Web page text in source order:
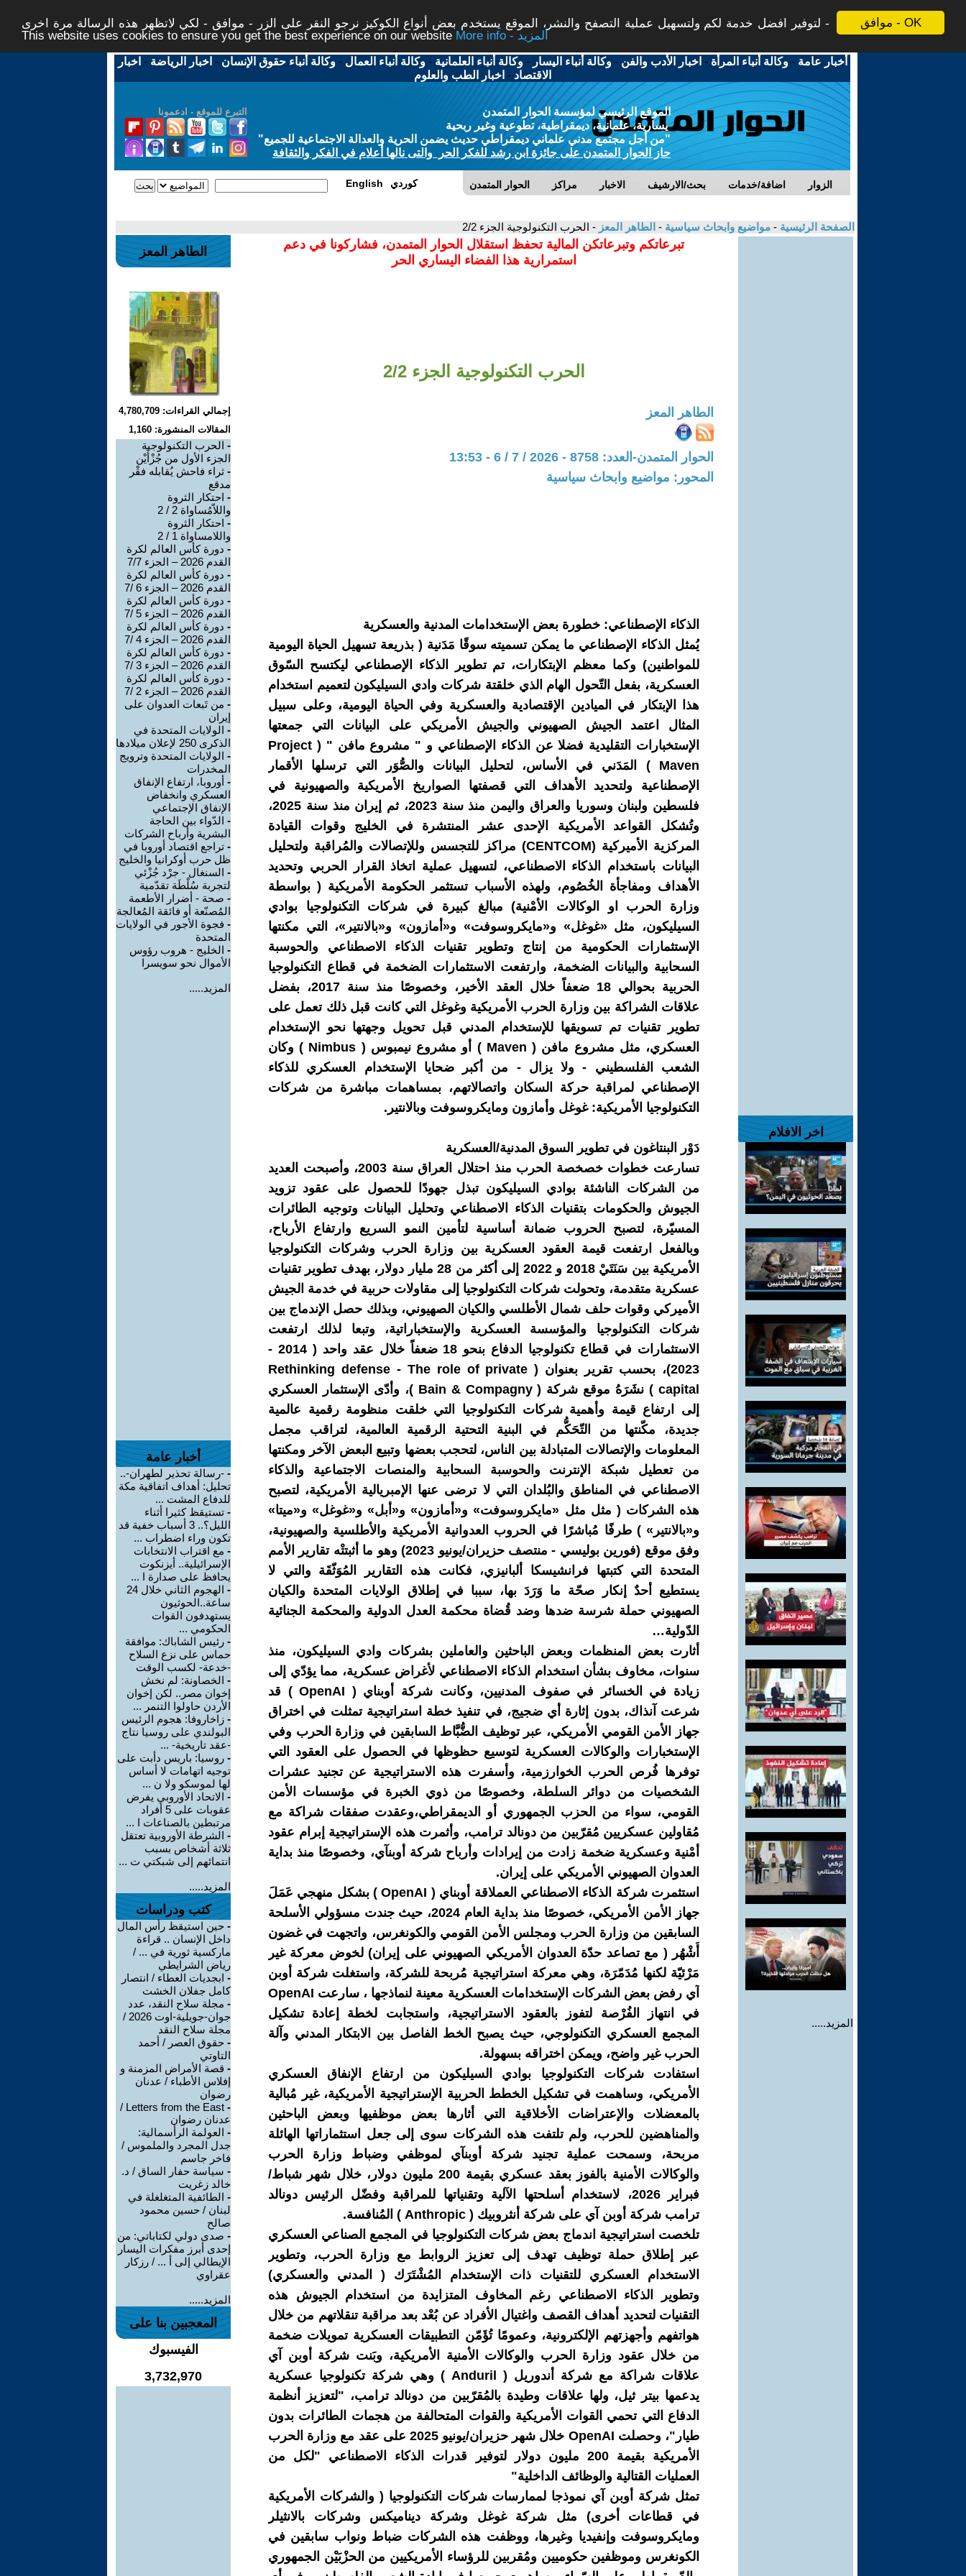
موافق - OK
لتوفير افضل خدمة لكم ولتسهيل عملية التصفح والنشر، الموقع يستخدم بعض أنواع الكوكيز نرجو النقر على الزر - موافق - لكي لاتظهر هذه الرسالة مرة اخرى -
This website uses cookies to ensure you get the best experience on our website
More info - المزيد
أخبار عامة -وكالة أنباء المرأة - اخبار الأدب والفن -وكالة أنباء اليسار -وكالة أنباء العلمانية -وكالة أنباء العمال -وكالة أنباء حقوق الإنسان - اخبار الرياضة - اخبار
الاقتصاد - اخبار الطب والعلوم
التبرع للموقع - ادعمونا
الموقع الرئيسي لمؤسسة الحوار المتمدن
يسارية، علمانية، ديمقراطية، تطوعية وغير ربحية
"من أجل مجتمع مدني علماني ديمقراطي حديث يضمن الحرية والعدالة الاجتماعية للجميع"
حاز الحوار المتمدن على جائزة ابن رشد للفكر الحر والتى نالها أعلام في الفكر والثقافة
الحوار المتمدن مراكز الاخبار بحث/الارشيف اضافة/خدمات الزوار English كوردي
الصفحة الرئيسية - مواضيع وابحاث سياسية - الطاهر المعز - الحرب التكنولوجية الجزء 2/2
اخر الافلام
المزيد.....
تبرعاتكم وتبرعاتكن المالية تحفظ استقلال الحوار المتمدن، فشاركونا في دعم
استمرارية هذا الفضاء اليساري الحر
الحرب التكنولوجية الجزء 2/2
الطاهر المعز
الحوار المتمدن-العدد: 8758 - 2026 / 7 / 6 - 13:53
المحور: مواضيع وابحاث سياسية
الذكاء الإصطناعي: خطورة بعض الإستخدامات المدنية والعسكرية
يُمثل الذكاء الإصطناعي ما يمكن تسميته سوقًا مَدَنية ( بذريعة تسهيل الحياة اليومية
للمواطنين) وكما معظم الإبتكارات، تم تطوير الذكاء الإصطناعي ليكتسح السّوق
العسكرية، بفعل التّحول الهام الذي خلقتة شركات وادي السيليكون لتعميم استخدام
هذا الإبتكار في الميادين الإقتصادية والعسكرية وفي الحياة اليومية، وعلى سبيل
المثال اعتمد الجيش الصهيوني والجيش الأمريكي على البيانات التي جمعتها
الإستخبارات التقليدية فضلا عن الذكاء الإصطناعي و " مشروع مافن " ( Project
Maven ) المَدَني في الأساس، لتحليل البيانات والصُّوَر التي ترسلها الأقمار
الإصطناعية ولتحديد الأهداف التي قصفتها الصواريخ الأمريكية والصهيونية في
فلسطين ولبنان وسوريا والعراق واليمن منذ سنة 2023، ثم إيران منذ سنة 2025،
وتُشكل القواعد الأمريكية الإحدى عشر المنتشرة في الخليج وقوات القيادة
المركزية الأميركية (CENTCOM) مراكز للتجسس وللإتصالات والمُراقبة ولتحليل
البيانات باستخدام الذكاء الاصطناعي، لتسهيل عملية اتخاذ القرار الحربي وتحديد
الأهداف ومفاجأة الخُصُوم، ولهذه الأسباب تستثمر الحكومة الأمريكية ( بواسطة
وزارة الحرب او الوكالات الأمْنية) مبالغ كبيرة في شركات التكنولوجيا بوادي
السيليكون، مثل «غوغل» و«مايكروسوفت» و«أمازون» و«بالانتير»، التي مكنتها
الإستثمارات الحكومية من إنتاج وتطوير تقنيات الذكاء الاصطناعي والحوسبة
السحابية والبيانات الضخمة، وارتفعت الاستثمارات الضخمة في قطاع التكنولوجيا
الحربية بحوالي 18 ضعفاً خلال العقد الأخير، وخصوصًا منذ سنة 2017، بفضل
علاقات الشراكة بين وزارة الحرب الأمريكية وغوغل التي كانت قبل ذلك تعمل على
تطوير تقنيات تم تسويقها للإستخدام المدني قبل تحويل وجهتها نحو الإستخدام
العسكري، مثل مشروع مافن ( Maven ) أو مشروع نيمبوس ( Nimbus ) وكان
الشعب الفلسطيني - ولا يزال - من أكبر ضحايا الإستخدام العسكري للذكاء
الإصطناعي لمراقبة حركة السكان واتصالاتهم، بمساهمات مباشرة من شركات
التكنولوجيا الأمريكية: غوغل وأمازون ومايكروسوفت وبالانتير.
دَوْر البنتاغون في تطوير السوق المدنية/العسكرية
تسارعت خطوات خصخصة الحرب منذ احتلال العراق سنة 2003، وأصبحت العديد
من الشركات الناشئة بوادي السيليكون تبذل جهودًا للحصول على عقود تزويد
الجيوش والحكومات بتقنيات الذكاء الاصطناعي وتحليل البيانات وتوجيه الطائرات
المسيّرة، لتصبح الحروب ضمانة أساسية لتأمين النمو السريع وارتفاع الأرباح،
وبالفعل ارتفعت قيمة العقود العسكرية بين وزارة الحرب وشركات التكنولوجيا
الأمريكية بين سَنَتَيْ 2018 و 2022 إلى أكثر من 28 مليار دولار، بهدف تطوير تقنيات
عسكرية متقدمة، وتحولت شركات التكنولوجيا إلى مقاولات حربية في خدمة الجيش
الأميركي وقوات حلف شمال الأطلسي والكيان الصهيوني، وبذلك حصل الإندماج بين
شركات التكنولوجيا والمؤسسة العسكرية والإستخباراتية، وتبعا لذلك ارتفعت
الاستثمارات في قطاع تكنولوجيا الدفاع بنحو 18 ضعفاً خلال عقد واحد ( 2014 -
2023)، بحسب تقرير بعنوان ( Rethinking defense - The role of private
capital ) نشَرَهُ موقع شركة ( Bain & Compagny )، وأدّى الإستثمار العسكري
إلى ارتفاع قيمة وأهمية شركات التكنولوجيا التي خلقت منظومة رقمية عالمية
جديدة، مكّنتها من التّحَكُّم في البنية التحتية الرقمية العالمية، لتراقب مجمل
المعلومات والإتصالات المتبادلة بين الناس، لتحجب بعضها وتبيع البعض الآخر ومكنتها
من تعطيل شبكة الإنترنت والحوسبة السحابية والمنصات الاجتماعية والذكاء
الاصطناعي في المناطق والبُلدان التي لا ترضى عنها الإمبريالية الأمريكية، لتصبح
هذه الشركات ( مثل مثل «مايكروسوفت» و«أمازون» و«أبل» و«غوغل» و«ميتا»
و«بالانتير» ) طرفًا مُباشرًا في الحروب العدوانية الأمريكية والأطلسية والصهيونية،
وفق موقع (فورين بوليسي - منتصف حزيران/يونيو 2023) وهو ما أثبتتْه تقارير الأمم
المتحدة التي كتبتها فرانشيسكا ألبانيزي، فكانت هذه التقارير المُوَثّقَة والتي لا
يستطيع أحدٌ إنكار صحّة ما وَرَدَ بها، سببا في إطلاق الولايات المتحدة والكيان
الصهيوني حملة شرسة ضدها وضد قُضاة محكمة العدل الدولية والمحكمة الجنائية
الدّولية…
أثارت بعض المنظمات وبعض الباحثين والعاملين بشركات وادي السيليكون، منذ
سنوات، مخاوف بشأن استخدام الذكاء الاصطناعي لأغراض عسكرية، مما يؤدّي إلى
زيادة في الخسائر في صفوف المدنيين، وكانت شركة أوبناي ( OpenAI ) قد
شرعت آنذاك، بدون إثارة أي ضجيج، في تنفيذ خطة استراتيجية تمثلت في اختراق
جهاز الأمن القومي الأمريكي، عبر توظيف الضُّبَّاط السابقين في وزارة الحرب وفي
الإستخبارات والوكالات العسكرية لتوسيع حظوظها في الحصول على العقود التي
توفرها فُرص الحرب الخوارزمية، وأسفرت هذه الاستراتيجية عن تجنيد عشرات
الشخصيات من دوائر السلطة، وخصوصًا من ذوي الخبرة في مؤسسات الأمن
القومي، سواء من الحزب الجمهوري أو الديمقراطي،وعقدت صفقات شراكة مع
مُقاولين عسكريين مُقرّبين من دونالد ترامب، وأثمرت هذه الإستراتيجية إبرام عقود
أمْنية وعسكرية ضخمة زادت من إيرادات وأرباح شركة أوبنآي، وخصوصًا منذ بداية
العدوان الصهيوني الأمريكي على إيران.
استثمرت شركة الذكاء الاصطناعي العملاقة أوبناي ( OpenAI ) بشكل منهجي عَمَلَ
جهاز الأمن الأمريكي، خصوصًا منذ بداية العام 2024، حيث جندت مسؤولي الأسلحة
السابقين من وزارة الحرب ومجلس الأمن القومي والكونغرس، واتجهت في غضون
أَشْهُر ( مع تصاعد حدّة العدوان الأمريكي الصهيوني على إيران) لخوض معركة غير
مَرْئيّة لكنها مُدَمّرَة، وهي معركة استراتيجية مُربحة للشركة، واستغلت شركة أوبن
آي رفض بعض الشركات الإستخدامات العسكرية معينة لنماذجها ، سارعت OpenAI
في انتهاز الفُرْصة لتفوز بالعقود الاستراتيجية، واستجابت لخطة إعادة تشكيل
المجمع العسكري التكنولوجي، حيث يصبح الخط الفاصل بين الابتكار المدني وآلة
الحرب غير واضح، ويمكن اختراقه بسهولة.
استفادت شركات التكنولوجيا بوادي السيليكون من ارتفاع الإنفاق العسكري
الأمريكي، وساهمت في تشكيل الخطط الحربية الإستراتيجية الأمريكية، غير مُبالية
بالمعضلات والإعتراضات الأخلاقية التي أثارها بعض موظفيها وبعض الباحثين
والمناهضين للحرب، ولم تلتفت هذه الشركات سوى إلى جعل استثماراتها الهائلة
مربحة، وسمحت عملية تجنيد شركة أوبنآي لموظفي وضباط وزارة الحرب
والوكالات الأمنية بالفوز بعقد عسكري بقيمة 200 مليون دولار، خلال شهر شباط/
فبراير 2026، لاستخدام أسلحتها الآلية وتقنياتها للمراقبة وفضّل الرئيس دونالد
ترامب شركة أوبن آي على شركة أنثروبيك ( Anthropic ) المُنافسة.
تلخصت استراتيجية اندماج بعض شركات التكنولوجيا في المجمع الصناعي العسكري
عبر إطلاق حملة توظيف تهدف إلى تعزيز الروابط مع وزارة الحرب، وتطوير
الاستخدام العسكري للتقنيات ذات الإستخدام المُشْتَرَك ( المدني والعسكري)
وتطوير الذكاء الاصطناعي رغم المخاوف المتزايدة من استخدام الجيوش هذه
التقنيات لتحديد أهداف القصف واغتيال الأفراد عن بُعْد بعد مراقبة تنقلاتهم من خلال
هواتفهم وأجهزتهم الإلكترونية، وعمومًا تُؤَمّن التطبيقات العسكرية تمويلات ضخمة
من خلال عقود وزارة الحرب والوكالات الأمنية الأمريكية، وبَنت شركة أوبن آي
علاقات شراكة مع شركة أندوريل ( Anduril ) وهي شركة تكنولوجيا عسكرية
يدعمها بيتر ثيل، ولها علاقات وطيدة بالمُقرّبين من دونالد ترامب، "لتعزيز أنظمة
الدفاع التي تحمي القوات الأمريكية والقوات المتحالفة من هجمات الطائرات بدون
طيار"، وحصلت OpenAI خلال شهر حزيران/يونيو 2025 على عقد مع وزارة الحرب
الأمريكية بقيمة 200 مليون دولار لتوفير قدرات الذكاء الاصطناعي "لكل من
العمليات القتالية والوظائف الداخلية"
تمثل شركة أوبن آي نموذجا لممارسات شركات التكنولوجيا ( والشركات الأمريكية
في قطاعات أخرى) مثل شركة غوغل وشركة ديناميكس وشركات بالانثيلر
ومايكروسوفت وإنفيديا وغيرها، ووظفت هذه الشركات ضباط ونواب سابقين في
الكونغرس وموظفين حكوميين ومُقربين للرؤساء الأمريكيين من الحزْبَيْن الجمهوري
الطاهر المعز
إجمالي القراءات: 4,780,709
المقالات المنشورة: 1,160
- الحرب التكنولوجية
الجزء الأول من جُزْأَيْن
- ثراء فاحش يُقابله فقْر
مدقع
- احتكار الثروة
واللاّمُساواة 2 / 2
- احتكار الثروة
واللامساواة 1 / 2
- دورة كأس العالم لكرة
القدم 2026 – الجزء 7/7
- دورة كأس العالم لكرة
القدم 2026 – الجزء 6 /7
- دورة كأس العالم لكرة
القدم 2026 – الجزء 5 /7
- دورة كأس العالم لكرة
القدم 2026 – الجزء 4 /7
- دورة كأس العالم لكرة
القدم 2026 – الجزء 3 /7
- دورة كأس العالم لكرة
القدم 2026 – الجزء 2 /7
- من تَبعات العدوان على
إيران
- الولايات المتحدة في
الذكرى 250 لإعلان ميلادها
- الولايات المتحدة وترويج
المخدرات
- أوروبا، ارتفاع الإنفاق
العسكري وانخفاض
الإنفاق الإجتماعي
- الدّواء بين الحاجة
البشرية وأرباح الشركات
- تراجع اقتصاد أوروبا في
ظل حرب أوكرانيا والخليج
- السنغال - جرْد جُزْئي
لتجربة سُلْطَة تقدّمية
- صحة - أضرار الأطعمة
المُصنّعة أو فائقة المُعالجة
- فجوة الأجور في الولايات
المتحدة
- الخليج - هروب رؤوس
الأموال نحو سويسرا
المزيد.....
أخبار عامة
- -رسالة تحذير لطهران-..
تحليل: أهداف اتفاقية مكة
للدفاع المشت ...
- تستيقظ كثيرا أثناء
الليل؟.. 3 أسباب خفية قد
تكون وراء اضطراب ...
- مع اقتراب الانتخابات
الإسرائيلية.. أيزنكوت
يحافظ على صدارة ا ...
-
الهجوم الثاني خلال 24
ساعة..الحوثيون
يستهدفون القوات
الحكومي ...
- رئيس الشاباك: موافقة
حماس على نزع السلاح
-خدعة- لكسب الوقت
- الخصاونة: لم نخش
إخوان مصر.. لكن إخوان
الأردن حاولوا التنمر ...
- زاخاروفا: هجوم الرئيس
البولندي على روسيا نتاج
-عقد تاريخية- ...
- روسيا: باريس دأبت على
توجيه اتهامات لا أساس
لها لموسكو ولا ن ...
- الاتحاد الأوروبي يفرض
عقوبات على 5 أفراد
مرتبطين بالصناعات ا ...
- الشرطة الأوروبية تعتقل
ثلاثة أشخاص بسبب
انتمائهم إلى شبكتي ت ...
المزيد.....
كتب ودراسات
- حين استيقظ رأس المال
داخل الإنسان .. قراءة
ماركسية ثورية في ... /
رياض الشرايطي
- ابجديات العطاء / انتصار
كامل جفلان الخشت
- مجلة سلاح النقد، عدد
جوان-جويلية-اوت 2026 /
مجلة سلاح النقد
- حقوق العصر / أحمد
التاوتي
- قصة الأمراض المزمنة و
إفلاس الأطباء / عدنان
رضوان
-
Letters from the East /
عدنان رضوان
- العولمة الرأسمالية:
جدل المجرد والملموس /
فاخر جاسم
- سياسة حفار الساق / د.
خالد زغريت
- الطائفية المتغلغلة في
لبنان / حسين محمود
صالح
- صدى دولي لكتاباتي: من
إحدى أبرز مفكرات اليسار
الإيطالي إلى أ ... / رزكار
عقراوي
المزيد.....
المعجبين بنا على
الفيسبوك
3,732,970